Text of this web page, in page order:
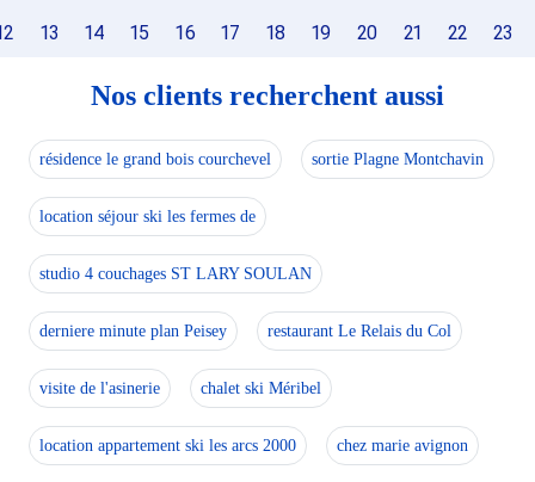
13 14 15 16 17 18 19 20 21 22 23
Nos clients recherchent aussi
résidence le grand bois courchevel sortie Plagne Montchavin
location séjour ski les fermes de
studio 4 couchages ST LARY SOULAN
derniere minute plan Peisey restaurant Le Relais du Col
visite de l'asinerie chalet ski Méribel
location appartement ski les arcs 2000 chez marie avignon